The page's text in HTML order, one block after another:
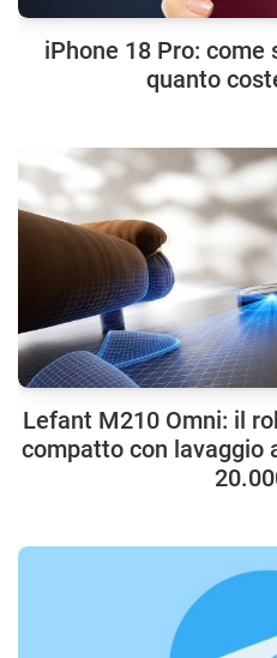
iPhone 18 Pro: come
quanto
Lefant M210 Omni: il
compatto con lavaggio